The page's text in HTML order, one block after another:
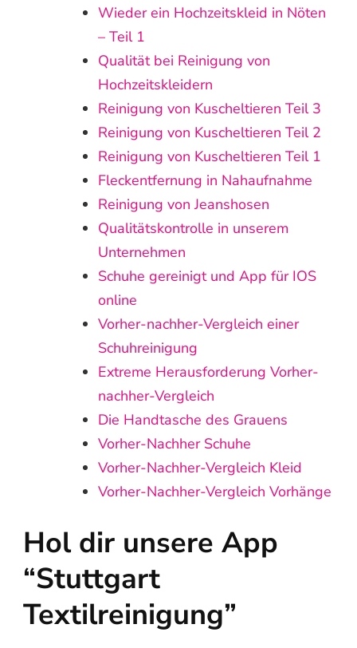
Wieder ein Hochzeitskleid in Nöten
– Teil 1
Qualität bei Reinigung von
Hochzeitskleidern
Reinigung von Kuscheltieren Teil 3
Reinigung von Kuscheltieren Teil 2
Reinigung von Kuscheltieren Teil 1
Fleckentfernung in Nahaufnahme
Reinigung von Jeanshosen
Qualitätskontrolle in unserem
Unternehmen
Schuhe gereinigt und App für IOS
online
Vorher-nachher-Vergleich einer
Schuhreinigung
Extreme Herausforderung Vorher-
nachher-Vergleich
Die Handtasche des Grauens
Vorher-Nachher Schuhe
Vorher-Nachher-Vergleich Kleid
Vorher-Nachher-Vergleich Vorhänge
Hol dir unsere App
“Stuttgart
Textilreinigung”